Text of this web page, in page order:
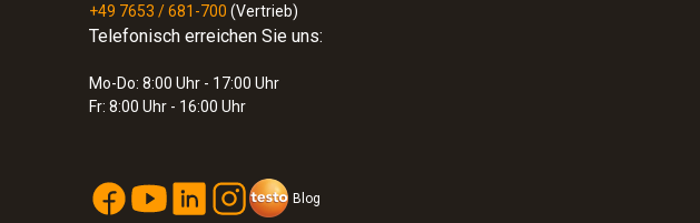
+49 7653 / 681-700 (Vertrieb)
Telefonisch erreichen Sie uns:
Mo-Do: 8:00 Uhr - 17:00 Uhr
Fr: 8:00 Uhr - 16:00 Uhr
Blog